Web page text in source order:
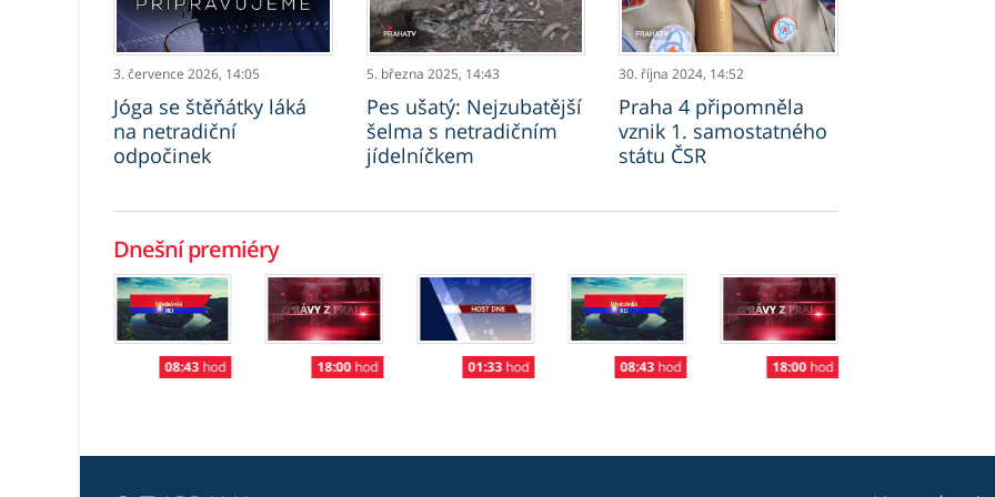
3. července 2026, 14:05
Jóga se štěňátky láká
na netradiční
odpočinek
5. března 2025, 14:43
Pes ušatý: Nejzubatější
šelma s netradičním
jídelníčkem
30. října 2024, 14:52
Praha 4 připomněla
vznik 1. samostatného
státu ČSR
Dnešní premiéry
08:43hod 18:00hod 01:33hod 08:43hod 18:00hod